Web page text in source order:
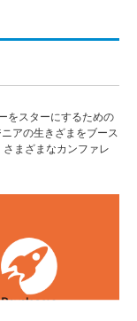
をスターにするための
アの生きざまをブース
まざまなカンファレ